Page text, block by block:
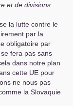
et de divisions.
la lutte contre le
par la
obligatoire par
fera pas sans
dans notre plan
cette UE pour
ne nous pas
la Slovaquie